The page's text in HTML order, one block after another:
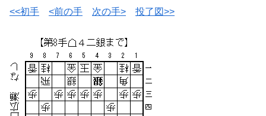
<<初手 <前の手 次の手> 投了図>>